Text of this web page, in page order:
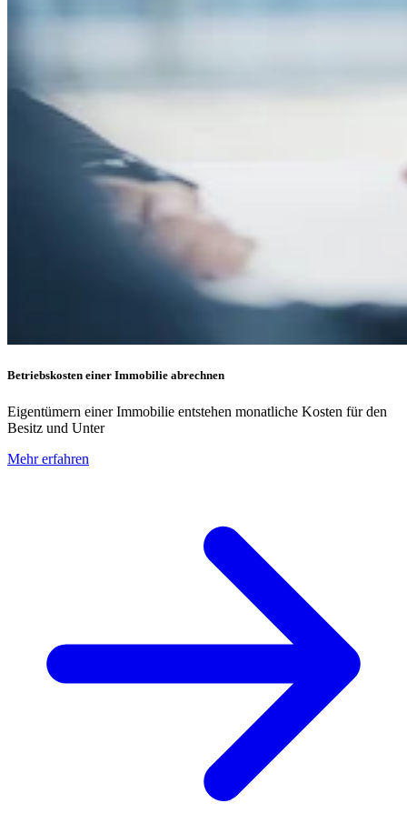
Betriebskosten einer Immobilie abrechnen
Eigentümern einer Immobilie entstehen monatliche Kosten für den
Besitz und Unter
Mehr erfahren